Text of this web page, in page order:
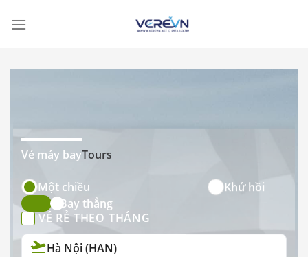
Vé máy bayTours
Một chiều
Khứ hồi
Bay thẳng
VÉ RẺ THEO THÁNG
Hà Nội (HAN)